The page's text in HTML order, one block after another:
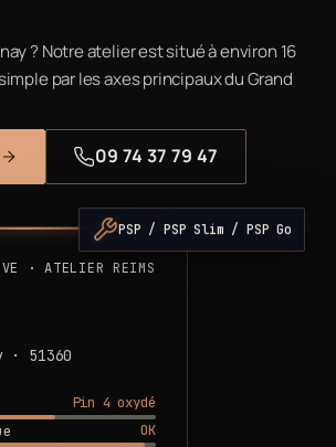
? Notre atelier est situé à environ 16
par les axes principaux du Grand
09 74 37 79 47
· ATELIER REIMS
· 51360
Pin 4 oxydé
OK
PSP / PSP Slim / PSP Go